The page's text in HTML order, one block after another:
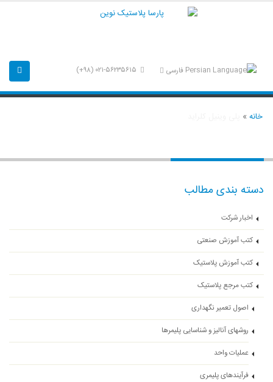
فارسی
خانه»
دسته بندی مطالب
اخبار شرکت
کتب آموزش صنعتی
کتب آموزش پلاستیک
کتب مرجع پلاستیک
اصول تعمیر نگهداری
روشهای آنالیز و شناسایی پلیمرها
عملیات واحد
فرآیندهای پلیمری